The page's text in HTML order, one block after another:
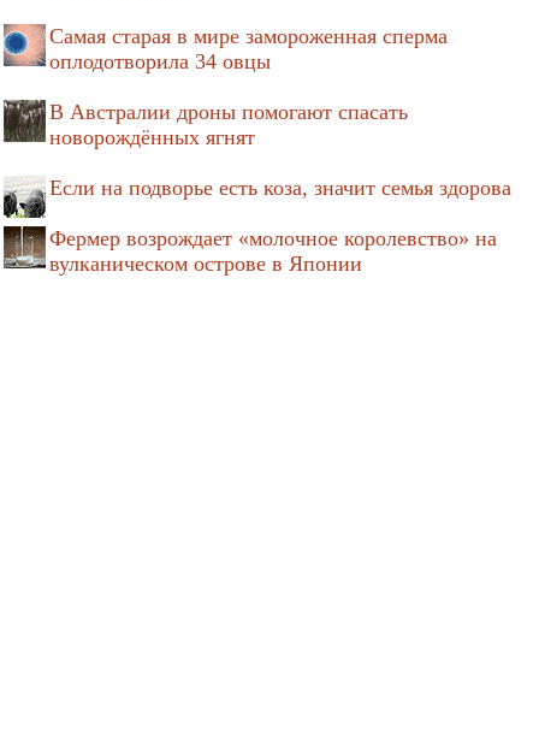
Самая старая в мире замороженная сперма
оплодотворила 34 овцы
В Австралии дроны помогают спасать
новорождённых ягнят
Если на подворье есть коза, значит семья здорова
Фермер возрождает «молочное королевство» на
вулканическом острове в Японии